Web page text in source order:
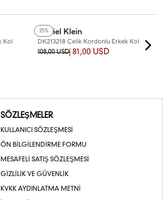
Kol
25%
+2Renk
Daniel Klein
DK213218 Çelik Kordonlu Erkek Kol
Saati
108,00 USD 81,00 USD
SÖZLEŞMELER
KULLANICI SÖZLEŞMESİ
ÖN BİLGİLENDİRME FORMU
MESAFELİ SATIŞ SÖZLEŞMESİ
GİZLİLİK VE GÜVENLİK
KVKK AYDINLATMA METNİ